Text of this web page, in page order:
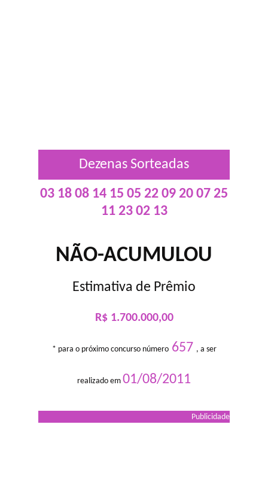
Dezenas Sorteadas
03 18 08 14 15 05 22 09 20 07 25
11 23 02 13
NÃO-ACUMULOU
Estimativa de Prêmio
R$ 1.700.000,00
* para o próximo concurso número657 , a ser
realizado em 01/08/2011
Publicidade